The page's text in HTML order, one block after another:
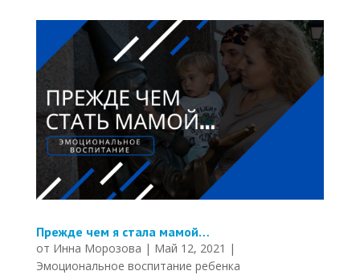
Прежде чем я стала мамой…
от Инна Морозова | Май 12, 2021 |
Эмоциональное воспитание ребенка